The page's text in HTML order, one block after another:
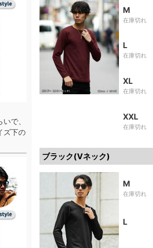
で、
ズ下の
M
在庫切れ
L
在庫切れ
XL
在庫切れ
XXL
在庫切れ
ブラック(Vネック)
M
在庫切れ
L